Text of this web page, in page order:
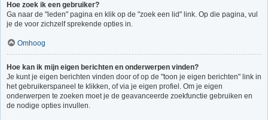
Hoe zoek ik een gebruiker?
Ga naar de "leden" pagina en klik op de "zoek een lid" link. Op die pagina, vul
je de voor zichzelf sprekende opties in.
Omhoog
Hoe kan ik mijn eigen berichten en onderwerpen vinden?
Je kunt je eigen berichten vinden door of op de "toon je eigen berichten" link in
het gebruikerspaneel te klikken, of via je eigen profiel. Om je eigen
onderwerpen te zoeken moet je de geavanceerde zoekfunctie gebruiken en
de nodige opties invullen.